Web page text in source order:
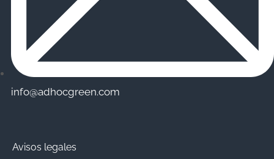
info@adhocgreen.com
Avisos legales